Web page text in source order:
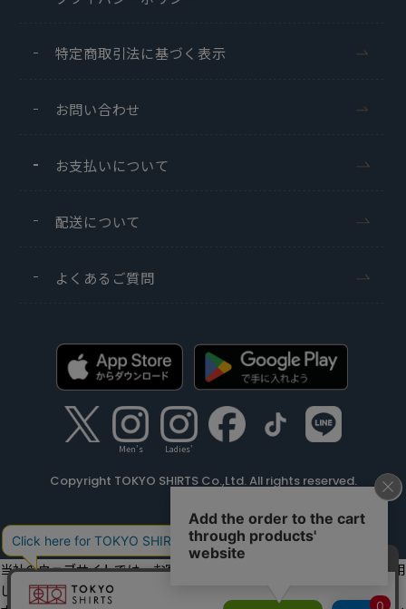
特定商取引法に基づく表示
お問い合わせ
お支払いについて
配送について
よくあるご質問
Men's Ladies'
Copyright TOKYO SHIRTS Co.,Ltd. All rights reserved.
当社のウェブサイトでは、お客様の利便性向上のためにクッキーを利用
しています。